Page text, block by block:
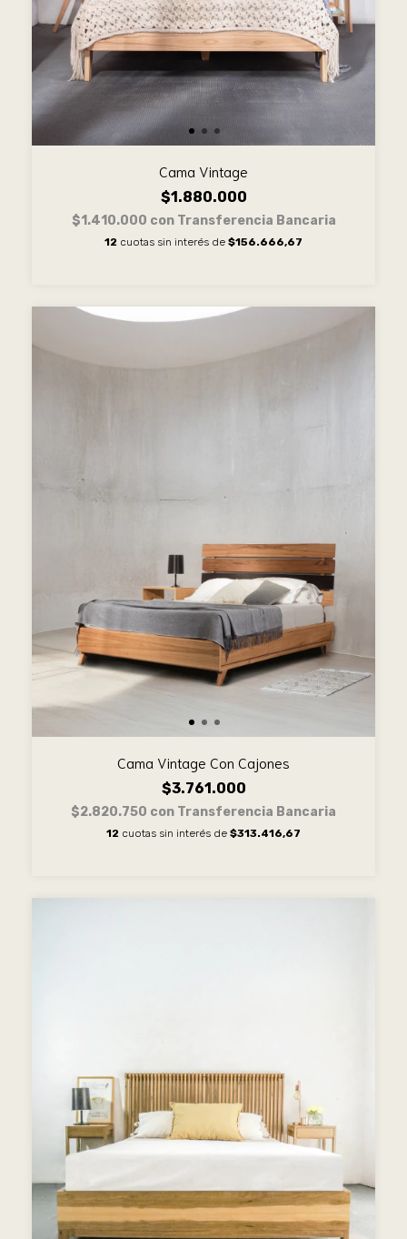
Cama Vintage
$1.880.000
$1.410.000 con Transferencia Bancaria
12 cuotas sin interés de $156.666,67
Cama Vintage Con Cajones
$3.761.000
$2.820.750 con Transferencia Bancaria
12 cuotas sin interés de $313.416,67